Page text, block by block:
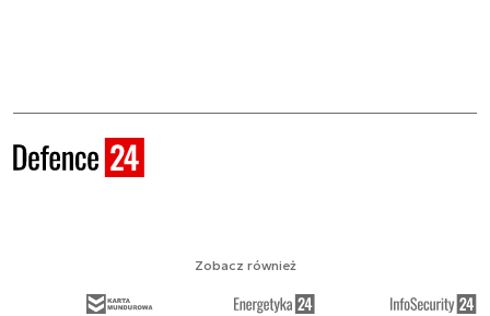
Zobacz również